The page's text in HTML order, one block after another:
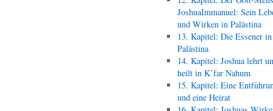
JoshuaImmanuel: Sein
und Wirken in Palästina
13. Kapitel: Die Essener in
Palästina
14. Kapitel: Joshua lehrt
heilt in K’far Nahum
15. Kapitel: Eine
und eine Heirat